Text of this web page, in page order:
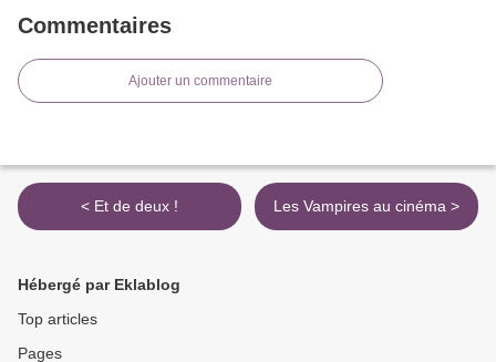
Commentaires
Ajouter un commentaire
< Et de deux ! Les Vampires au cinéma >
Hébergé par Eklablog
Top articles
Pages